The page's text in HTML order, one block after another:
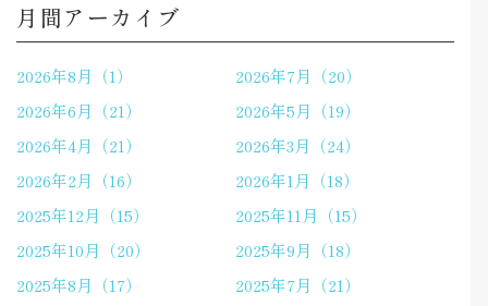
月間アーカイブ
2026年8月（1）
2026年7月（20）
2026年6月（21）
2026年5月（19）
2026年4月（21）
2026年3月（24）
2026年2月（16）
2026年1月（18）
2025年12月（15）
2025年11月（15）
2025年10月（20）
2025年9月（18）
2025年8月（17）
2025年7月（21）